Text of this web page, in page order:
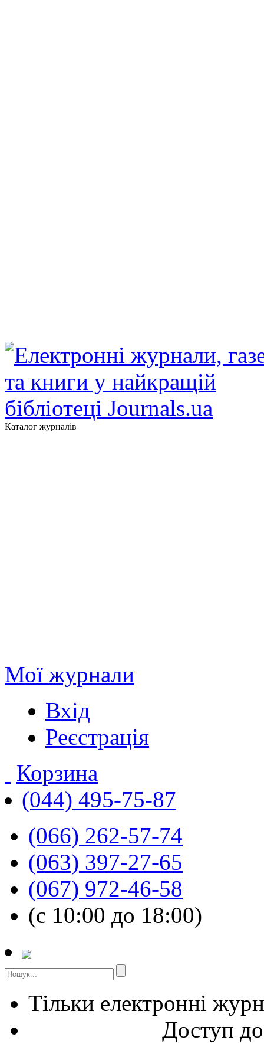
Каталог журналів
Мої журнали
Вхід
Реєстрація
Корзина
(044) 495-75-87
(066) 262-57-74
(063) 397-27-65
(067) 972-46-58
(с 10:00 до 18:00)
Тільки електронні
Доступ